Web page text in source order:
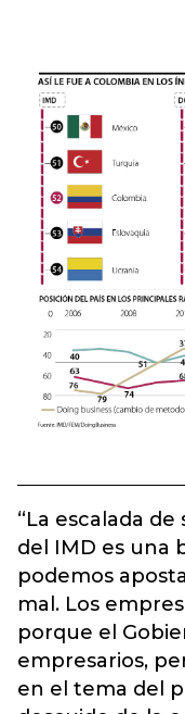
“La escalada
del IMD es una
podemos
mal. Los
porque el
empresarios,
en el tema del